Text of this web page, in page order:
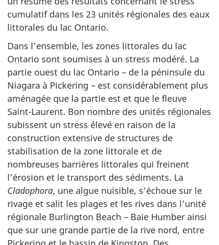
cumulatif dans les 23 unités régionales des eaux
littorales du lac Ontario.
Dans l’ensemble, les zones littorales du lac
Ontario sont soumises à un stress modéré. La
partie ouest du lac Ontario – de la péninsule du
Niagara à Pickering – est considérablement plus
aménagée que la partie est et que le fleuve
Saint-Laurent. Bon nombre des unités régionales
subissent un stress élevé en raison de la
construction extensive de structures de
stabilisation de la zone littorale et de
nombreuses barrières littorales qui freinent
l’érosion et le transport des sédiments. La
Cladophora, une algue nuisible, s’échoue sur le
rivage et salit les plages et les rives dans l’unité
régionale Burlington Beach – Baie Humber ainsi
que sur une grande partie de la rive nord, entre